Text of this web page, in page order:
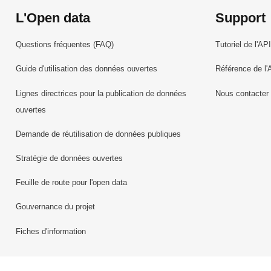
L'Open data
Questions fréquentes (FAQ)
Guide d'utilisation des données ouvertes
Lignes directrices pour la publication de données
ouvertes
Demande de réutilisation de données publiques
Stratégie de données ouvertes
Feuille de route pour l'open data
Gouvernance du projet
Fiches d'information
Support
Tutoriel de l'API
Référence de
Nous contacter